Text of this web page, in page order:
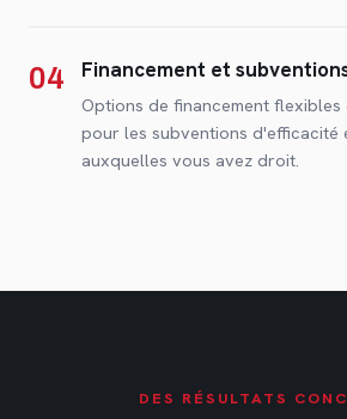
04 Financement et
Options de financement
pour les subventions d'efficacité
auxquelles vous avez droit.
DES RÉSULTATS